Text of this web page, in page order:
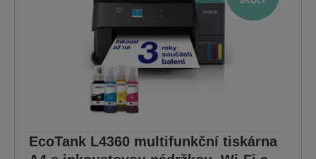
EcoTank L4360 multifunkční tiskárna